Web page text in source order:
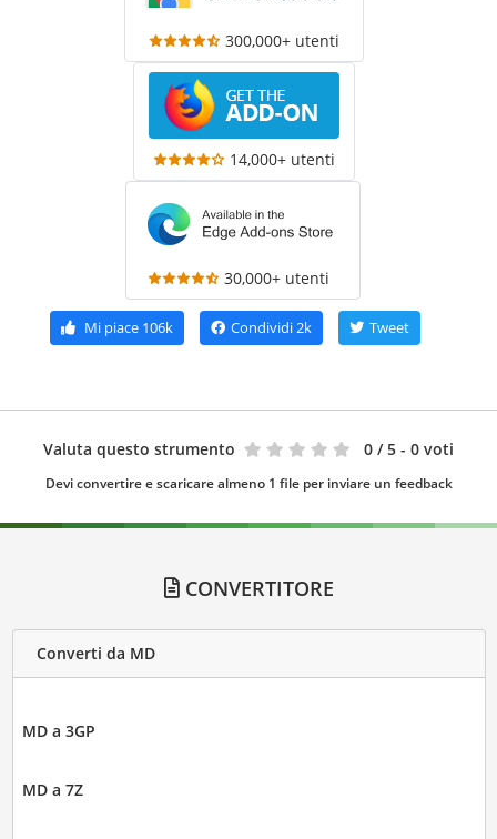
300,000+ utenti
14,000+ utenti
30,000+ utenti
Mi piace 106k Condividi2k Tweet
Valuta questo strumento 0 / 5 - 0 voti
Devi convertire e scaricare almeno 1 file per inviare un feedback
CONVERTITORE
Converti da MD
MD a 3GP
MD a 7Z